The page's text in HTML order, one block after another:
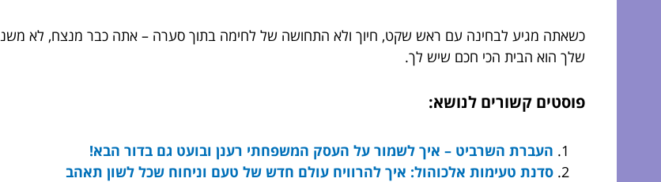
כשאתה מגיע לבחינה עם ראש שקט, חיוך ולא התחושה של לחימה בתוך סערה – אתה כבר מנצח, לא משנה
שלך הוא הבית הכי חכם שיש לך.
פוסטים קשורים לנושא:
העברת השרביט – איך לשמור על העסק המשפחתי רענן ובועט גם בדור הבא!
סדנת טעימות אלכוהול: איך להרוויח עולם חדש של טעם וניחוח שכל לשון תאהב